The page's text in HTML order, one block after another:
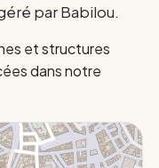
par Babilou.
et structures
dans notre